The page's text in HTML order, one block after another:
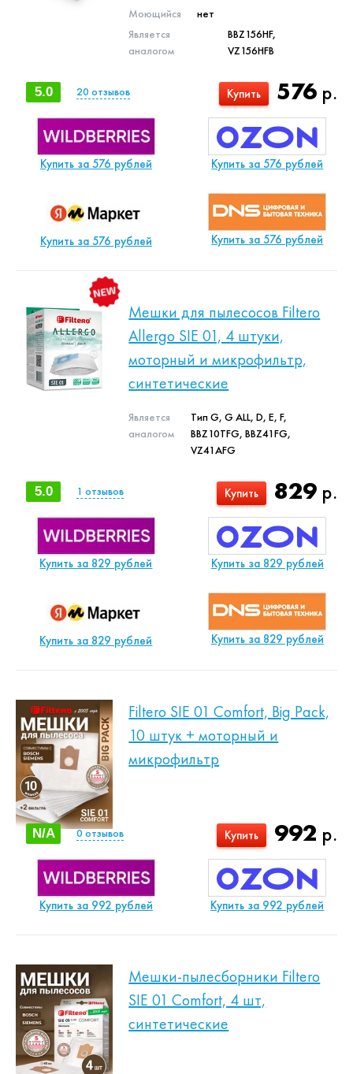
Моющийся
нет
Является
аналогом
BBZ156HF,
VZ156HFB
576 р.
Купить
5.0 20 отзывов
Купить за 576 рублей Купить за 576 рублей
Купить за 576 рублей Купить за 576 рублей
Мешки для пылесосов Filtero
Allergo SIE 01, 4 штуки,
моторный и микрофильтр,
синтетические
Является
аналогом
Тип G, G ALL, D, E, F,
BBZ10TFG, BBZ41FG,
VZ41AFG
829 р.
Купить
5.0 1 отзывов
Купить за 829 рублей Купить за 829 рублей
Купить за 829 рублей Купить за 829 рублей
Filtero SIE 01 Comfort, Big Pack,
10 штук + моторный и
микрофильтр
992 р.
Купить
N/A 0отзывов
Купить за 992 рублей Купить за 992 рублей
Мешки-пылесборники Filtero
SIE 01 Comfort, 4 шт,
синтетические